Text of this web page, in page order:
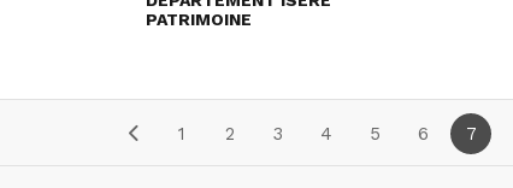
PATRIMOINE
1 2 3 4 5 6 7